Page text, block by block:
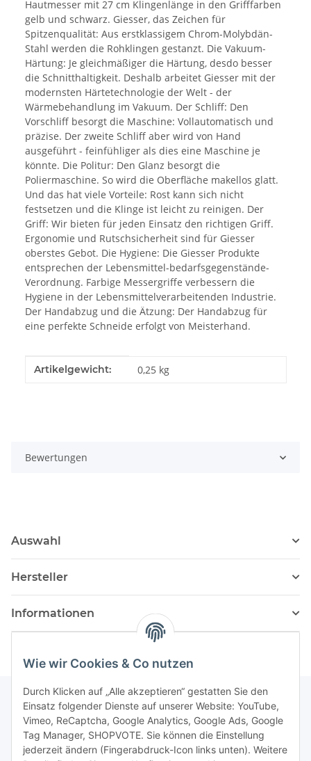
Wie wir Cookies & Co nutzen
Durch Klicken auf „Alle akzeptieren“ gestatten Sie den
Einsatz folgender Dienste auf unserer Website: YouTube,
Vimeo, ReCaptcha, Google Analytics, Google Ads, Google
Tag Manager, SHOPVOTE. Sie können die Einstellung
jederzeit ändern (Fingerabdruck-Icon links unten). Weitere
Hautmesser mit 27 cm Klingenlänge in den Grifffarben
gelb und schwarz. Giesser, das Zeichen für
Spitzenqualität: Aus erstklassigem Chrom-Molybdän-
Stahl werden die Rohklingen gestanzt. Die Vakuum-
Härtung: Je gleichmäßiger die Härtung, desdo besser
die Schnitthaltigkeit. Deshalb arbeitet Giesser mit der
modernsten Härtetechnologie der Welt - der
Wärmebehandlung im Vakuum. Der Schliff: Den
Vorschliff besorgt die Maschine: Vollautomatisch und
präzise. Der zweite Schliff aber wird von Hand
ausgeführt - feinfühliger als dies eine Maschine je
könnte. Die Politur: Den Glanz besorgt die
Poliermaschine. So wird die Oberfläche makellos glatt.
Und das hat viele Vorteile: Rost kann sich nicht
festsetzen und die Klinge ist leicht zu reinigen. Der
Griff: Wir bieten für jeden Einsatz den richtigen Griff.
Ergonomie und Rutschsicherheit sind für Giesser
oberstes Gebot. Die Hygiene: Die Giesser Produkte
entsprechen der Lebensmittel-bedarfsgegenstände-
Verordnung. Farbige Messergriffe verbessern die
Hygiene in der Lebensmittelverarbeitenden Industrie.
Der Handabzug und die Ätzung: Der Handabzug für
eine perfekte Schneide erfolgt von Meisterhand.
Produkteigenschaft
Wert
Artikelgewicht: 0,25 kg
Bewertungen
Auswahl
Hersteller
Informationen
Newsletter Abonnieren